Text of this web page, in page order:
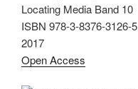
Locating Media Band 10
ISBN 978-3-8376-3126-5
2017
Open Access